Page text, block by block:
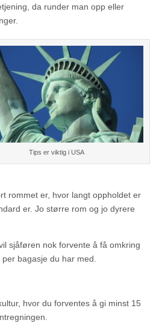
da runder man opp eller
Tips er viktig i USA
rommet er, hvor langt oppholdet er
er. Jo større rom og jo dyrere
sjåføren nok forvente å få omkring
bagasje du har med.
hvor du forventes å gi minst 15